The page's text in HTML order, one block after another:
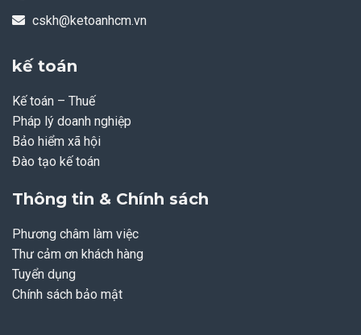
cskh@ketoanhcm.vn
kế toán
Kế toán – Thuế
Pháp lý doanh nghiệp
Bảo hiểm xã hội
Đào tạo kế toán
Thông tin & Chính sách
Phương châm làm việc
Thư cảm ơn khách hàng
Tuyển dụng
Chính sách bảo mật